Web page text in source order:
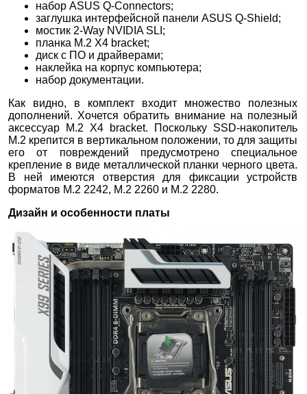
набор ASUS Q-Connectors;
заглушка интерфейсной панели ASUS Q-Shield;
мостик 2-Way NVIDIA SLI;
планка M.2 X4 bracket;
диск с ПО и драйверами;
наклейка на корпус компьютера;
набор документации.
Как видно, в комплект входит множество полезных
дополнений. Хочется обратить внимание на полезный
аксессуар M.2 X4 bracket. Поскольку SSD-накопитель
M.2 крепится в вертикальном положении, то для защиты
его от повреждений предусмотрено специальное
крепление в виде металлической планки черного цвета.
В ней имеются отверстия для фиксации устройств
форматов M.2 2242, M.2 2260 и M.2 2280.
Дизайн и особенности платы